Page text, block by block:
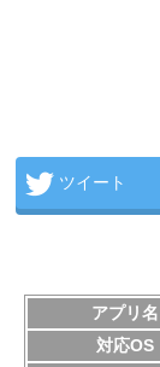
ツイート
アプリ名
対応OS